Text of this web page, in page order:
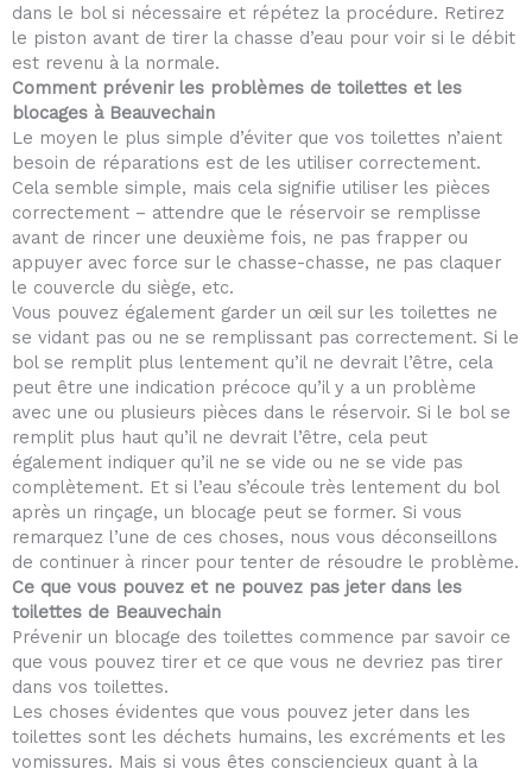
dans le bol si nécessaire et répétez la procédure. Retirez
le piston avant de tirer la chasse d’eau pour voir si le débit
est revenu à la normale.
Comment prévenir les problèmes de toilettes et les
blocages à Beauvechain
Le moyen le plus simple d’éviter que vos toilettes n’aient
besoin de réparations est de les utiliser correctement.
Cela semble simple, mais cela signifie utiliser les pièces
correctement – attendre que le réservoir se remplisse
avant de rincer une deuxième fois, ne pas frapper ou
appuyer avec force sur le chasse-chasse, ne pas claquer
le couvercle du siège, etc.
Vous pouvez également garder un œil sur les toilettes ne
se vidant pas ou ne se remplissant pas correctement. Si le
bol se remplit plus lentement qu’il ne devrait l’être, cela
peut être une indication précoce qu’il y a un problème
avec une ou plusieurs pièces dans le réservoir. Si le bol se
remplit plus haut qu’il ne devrait l’être, cela peut
également indiquer qu’il ne se vide ou ne se vide pas
complètement. Et si l’eau s’écoule très lentement du bol
après un rinçage, un blocage peut se former. Si vous
remarquez l’une de ces choses, nous vous déconseillons
de continuer à rincer pour tenter de résoudre le problème.
Ce que vous pouvez et ne pouvez pas jeter dans les
toilettes de Beauvechain
Prévenir un blocage des toilettes commence par savoir ce
que vous pouvez tirer et ce que vous ne devriez pas tirer
dans vos toilettes.
Les choses évidentes que vous pouvez jeter dans les
toilettes sont les déchets humains, les excréments et les
vomissures. Mais si vous êtes consciencieux quant à la